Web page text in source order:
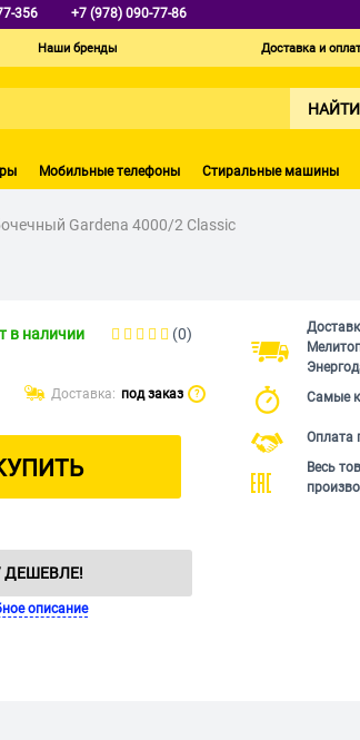
356 +7 (978) 090-77-86
Наши бренды Доставка и
НАЙТИ
Мобильные телефоны Стиральные машины
Gardena 4000/2 Classic
в наличии (0)
Доставка: под заказ ?
ДЕШЕВЛЕ!
описание
Самые
Оплата
Весь